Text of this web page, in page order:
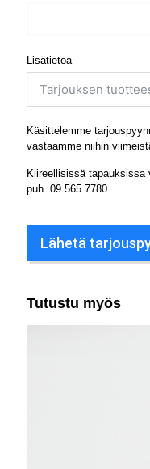
Lisätietoa
Käsittelemme
vastaamme niihin
Kiireellisissä
puh. 09 565 7780
Lähetä
Tutustu myös